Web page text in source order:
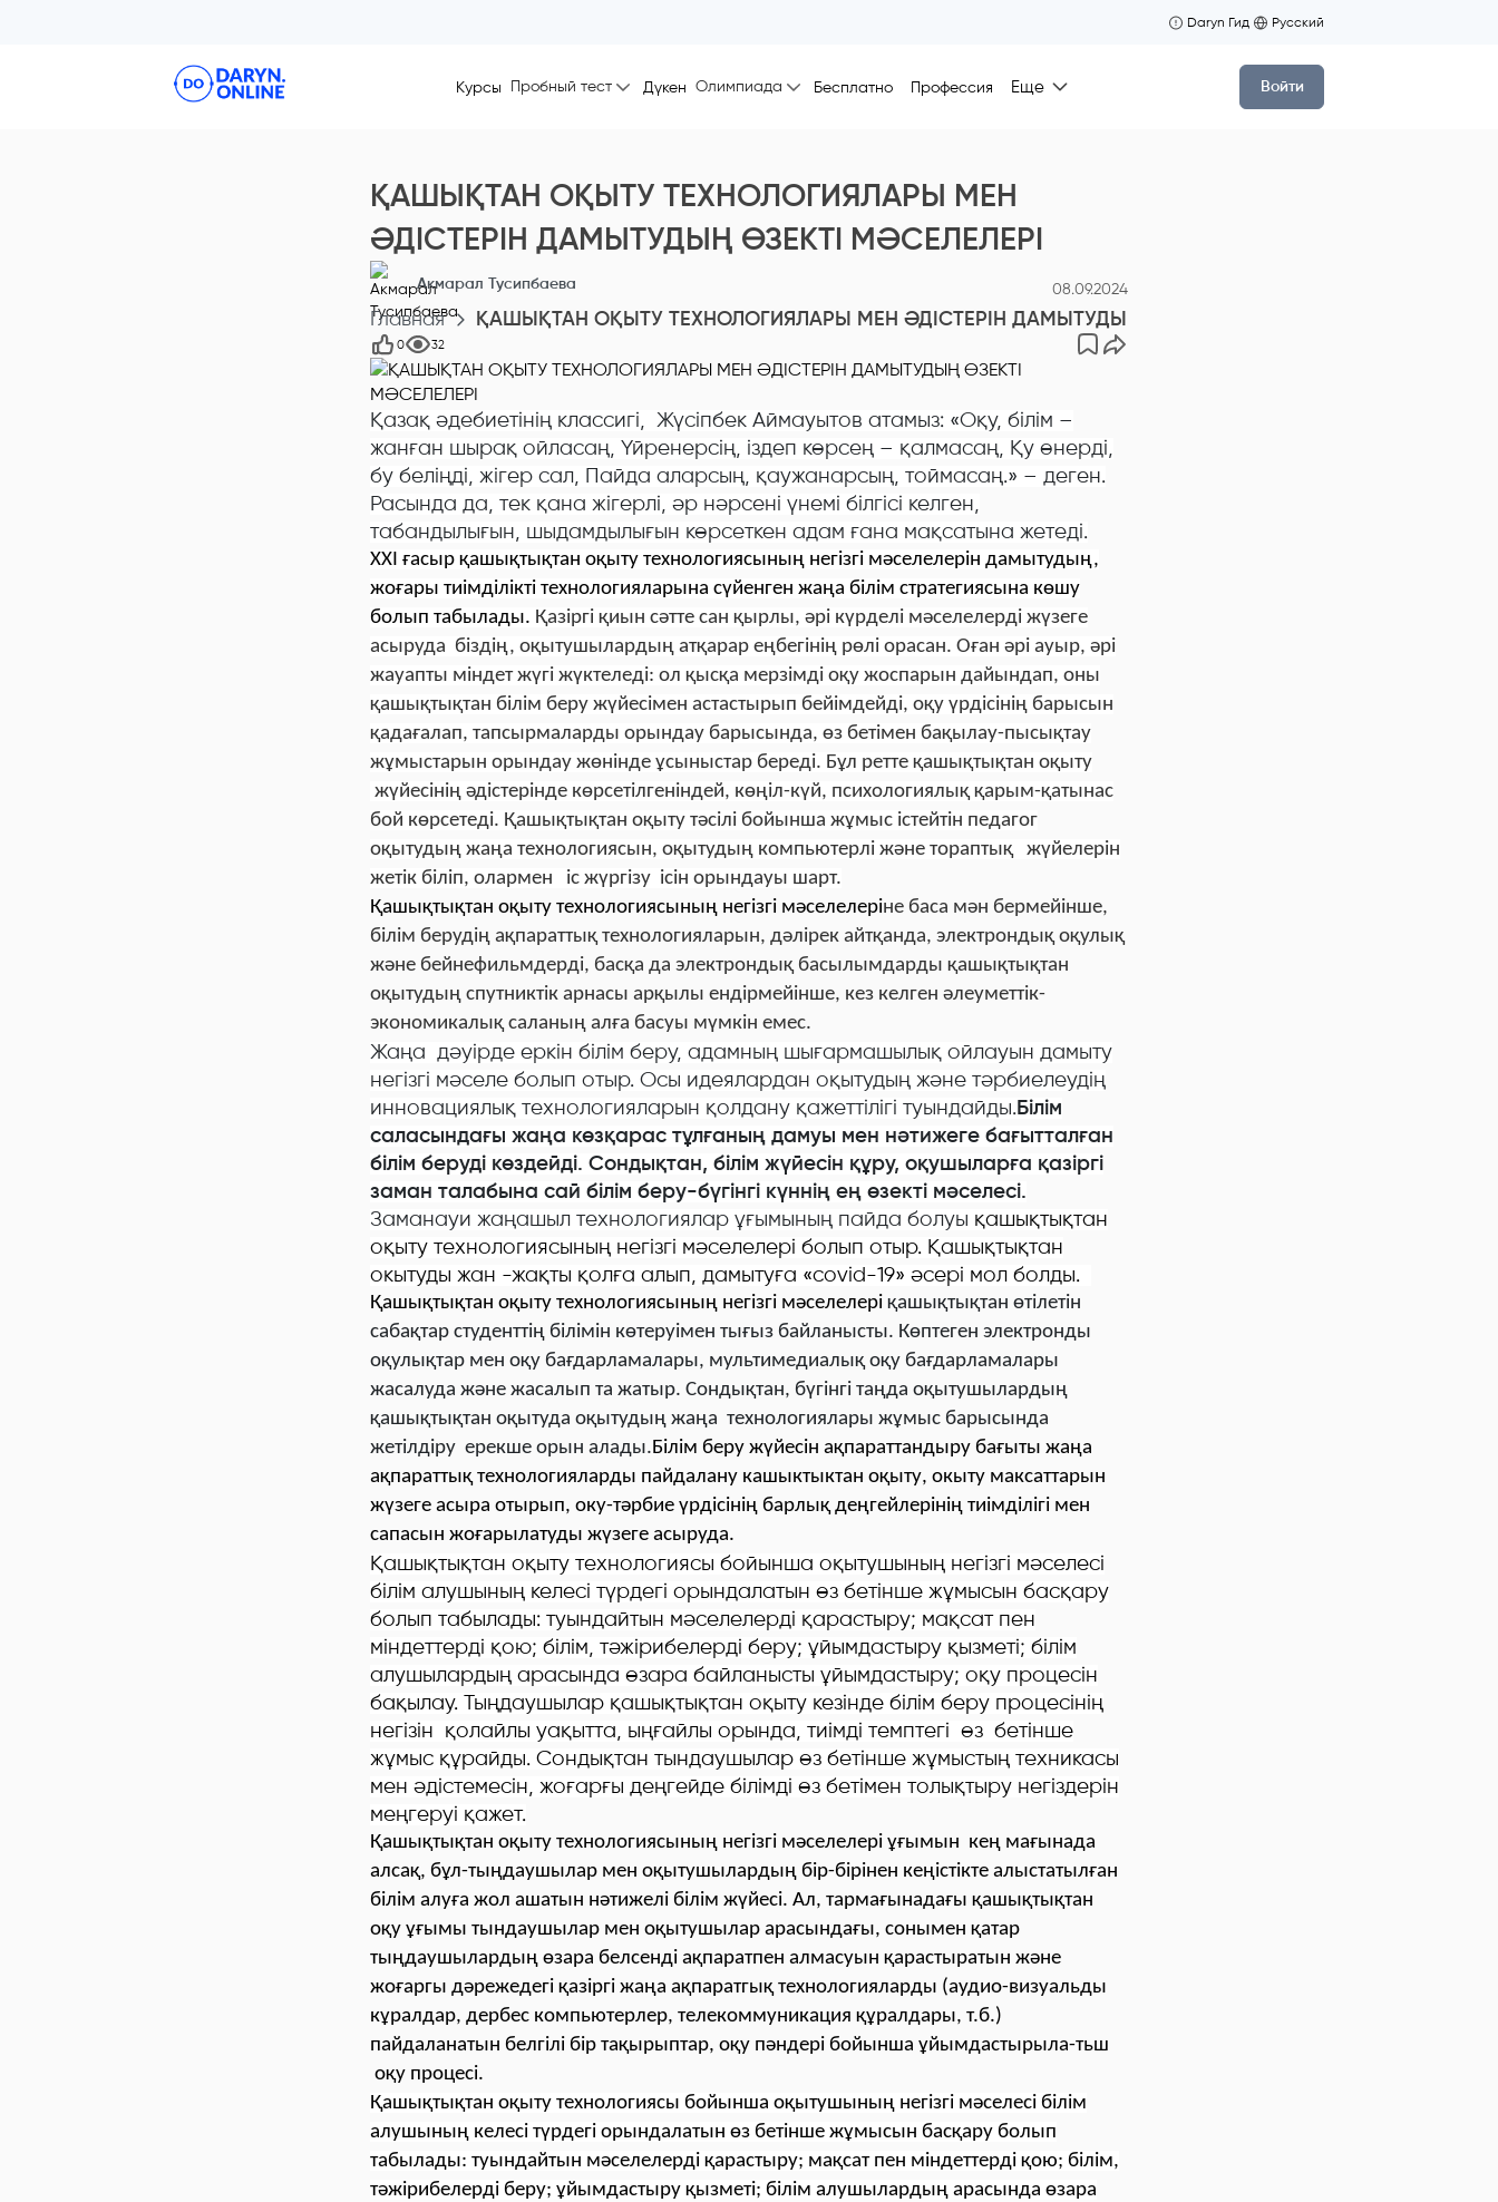
Daryn Гид Русский
Курсы Пробный тест Дүкен Олимпиада Бесплатно Профессия Еще Войти
ҚАШЫҚТАН ОҚЫТУ ТЕХНОЛОГИЯЛАРЫ МЕН
ӘДІСТЕРІН ДАМЫТУДЫҢ ӨЗЕКТІ МӘСЕЛЕЛЕРІ
Акмарал Тусипбаева 08.09.2024
Главная ҚАШЫҚТАН ОҚЫТУ ТЕХНОЛОГИЯЛАРЫ МЕН ӘДІСТЕРІН ДАМЫТУДЫҢ ӨЗЕКТІ МӘСЕЛЕЛЕРІ
0 32
Қазақ әдебиетінің классигі, Жүсіпбек Аймауытов атамыз: «Оқу, білім –
жанған шырақ ойласаң, Үйренерсің, іздеп көрсең – қалмасаң, Қу өнерді,
бу беліңді, жігер сал, Пайда аларсың, қаужанарсың, тоймасаң.» – деген.
Расында да, тек қана жігерлі, әр нәрсені үнемі білгісі келген,
табандылығын, шыдамдылығын көрсеткен адам ғана мақсатына жетеді.
XXI ғасыр қашықтықтан оқыту технологиясының негізгі мәселелерін дамытудың,
жоғары тиімділікті технологияларына сүйенген жаңа білім стратегиясына көшу
болып табылады. Қазіргі қиын сәтте сан қырлы, әрі күрделі мәселелерді жүзеге
асыруда біздің, оқытушылардың атқарар еңбегінің рөлі орасан. Оған әрі ауыр, әрі
жауапты міндет жүгі жүктеледі: ол қысқа мерзімді оқу жоспарын дайындап, оны
қашықтықтан білім беру жүйесімен астастырып бейімдейді, оқу үрдісінің барысын
қадағалап, тапсырмаларды орындау барысында, өз бетімен бақылау-пысықтау
жұмыстарын орындау жөнінде ұсыныстар береді. Бұл ретте қашықтықтан оқыту
жүйесінің әдістерінде көрсетілгеніндей, көңіл-күй, психологиялық қарым-қатынас
бой көрсетеді. Қашықтықтан оқыту тәсілі бойынша жұмыс істейтін педагог
оқытудың жаңа технологиясын, оқытудың компьютерлі және тораптық жүйелерін
жетік біліп, олармен іс жүргізу ісін орындауы шарт.
Қашықтықтан оқыту технологиясының негізгі мәселелеріне баса мән бермейінше,
білім берудің ақпараттық технологияларын, дәлірек айтқанда, электрондық оқулық
және бейнефильмдерді, басқа да электрондық басылымдарды қашықтықтан
оқытудың спутниктік арнасы арқылы ендірмейінше, кез келген әлеуметтік-
экономикалық саланың алға басуы мүмкін емес.
Жаңа дәуірде еркін білім беру, адамның шығармашылық ойлауын дамыту
негізгі мәселе болып отыр. Осы идеялардан оқытудың және тәрбиелеудің
инновациялық технологияларын қолдану қажеттілігі туындайды.Білім
саласындағы жаңа көзқарас тұлғаның дамуы мен нәтижеге бағытталған
білім беруді көздейді. Сондықтан, білім жүйесін құру, оқушыларға қазіргі
заман талабына сай білім беру-бүгінгі күннің ең өзекті мәселесі.
Заманауи жаңашыл технологиялар ұғымының пайда болуы қашықтықтан
оқыту технологиясының негізгі мәселелері болып отыр. Қашықтықтан
окытуды жан -жақты қолға алып, дамытуға «covid-19» әсері мол болды.
Қашықтықтан оқыту технологиясының негізгі мәселелері қашықтықтан өтілетін
сабақтар студенттің білімін көтеруімен тығыз байланысты. Көптеген электронды
оқулықтар мен оқу бағдарламалары, мультимедиалық оқу бағдарламалары
жасалуда және жасалып та жатыр. Сондықтан, бүгінгі таңда оқытушылардың
қашықтықтан оқытуда оқытудың жаңа технологиялары жұмыс барысында
жетілдіру ерекше орын алады.Білім беру жүйесін ақпа­раттандыру бағыты жаңа
ақпараттық технологияларды пайдалану кашыктыктан оқыту, окыту максаттарын
жүзеге асыра отырып, оку-тәрбие үрдісінің барлық деңгейлерінің тиімділігі мен
сапасын жоғарылатуды жүзеге асыруда.
Қашықтықтан оқыту техно­логиясы бойынша оқытушының негізгі мәселесі
білім алушының келесі түрдегі орындалатын өз бетінше жұмысын басқару
болып табылады: туындайтын мәселелерді қарастыру; мақсат пен
міндеттерді қою; білім, тәжірибелерді беру; ұйымдастыру қызметі; білім
алушылардың арасында өзара байланысты ұйымдастыру; оқу процесін
бақылау. Тыңдаушылар қашықтықтан оқыту кезінде білім беру процесінің
негізін қолайлы уақытта, ыңғайлы орында, тиімді темптегі өз бетінше
жұмыс құрайды. Сондықтан тындаушылар өз бетінше жұмыстың техникасы
мен әдістемесін, жоғарғы деңгейде білімді өз бетімен толықтыру негіздерін
меңгеруі қажет.
Қашықтықтан оқыту технологиясының негізгі мәселелері ұғымын кең мағынада
алсақ, бұл-тыңдаушылар мен оқытушылардың бір-бірінен кеңістікте алыстатылған
білім алуға жол ашатын нәтижелі білім жүйесі. Ал, тармағынадағы қашықтықтан
оқу ұғымы тындаушылар мен оқытушылар арасындағы, сонымен қатар
тыңдаушылардың өзара белсенді ақпаратпен алмасуын қарастыратын және
жоғаргы дәрежедегі қазіргі жаңа ақпаратгық технологияларды (аудио-визуальды
кұралдар, дербес компьютерлер, телекоммуникация құралдары, т.б.)
пайдаланатын белгілі бір тақырыптар, оқу пәндері бойынша ұйымдастырыла-тьш
оқу процесі.
Қашықтықтан оқыту техно­логиясы бойынша оқытушының негізгі мәселесі білім
алушының келесі түрдегі орындалатын өз бетінше жұмысын басқару болып
табылады: туындайтын мәселелерді қарастыру; мақсат пен міндеттерді қою; білім,
тәжірибелерді беру; ұйымдастыру қызметі; білім алушылардың арасында өзара